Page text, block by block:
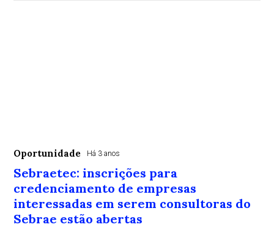
Oportunidade Há 3 anos
Sebraetec: inscrições para
credenciamento de empresas
interessadas em serem consultoras do
Sebrae estão abertas